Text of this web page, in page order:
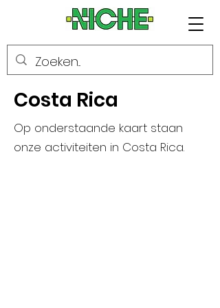
Costa Rica
Op onderstaande kaart staan
onze activiteiten in Costa Rica.